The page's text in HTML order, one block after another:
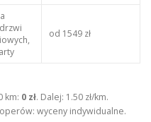
od 1549 zł
km: 0 zł. Dalej: 1.50 zł/km.
wyceny indywidualne.